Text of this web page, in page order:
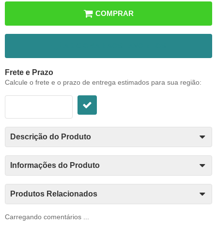
COMPRAR
Frete e Prazo
Calcule o frete e o prazo de entrega estimados para sua região:
Descrição do Produto
Informações do Produto
Produtos Relacionados
Carregando comentários ...